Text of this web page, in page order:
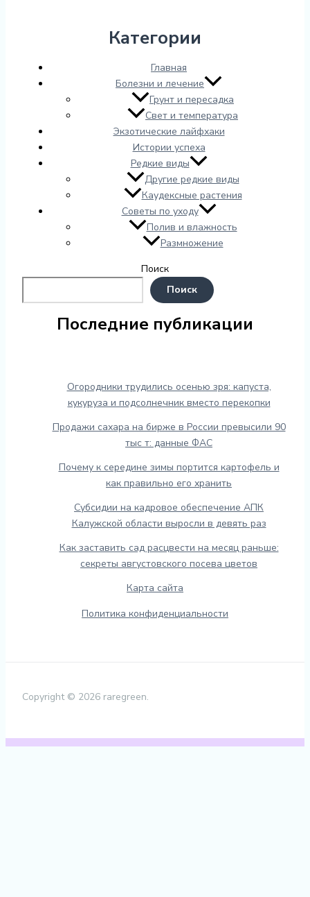
Категории
Главная
Болезни и лечение
Грунт и пересадка
Свет и температура
Экзотические лайфхаки
Истории успеха
Редкие виды
Другие редкие виды
Каудексные растения
Советы по уходу
Полив и влажность
Размножение
Поиск
Поиск
Последние публикации
Огородники трудились осенью зря: капуста,
кукуруза и подсолнечник вместо перекопки
Продажи сахара на бирже в России превысили 90
тыс т: данные ФАС
Почему к середине зимы портится картофель и
как правильно его хранить
Субсидии на кадровое обеспечение АПК
Калужской области выросли в девять раз
Как заставить сад расцвести на месяц раньше:
секреты августовского посева цветов
Карта сайта
Политика конфиденциальности
Copyright © 2026 raregreen.